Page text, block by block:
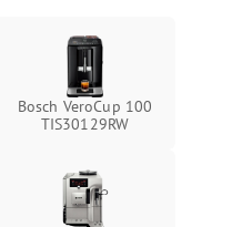
Bosch VeroCup 100
TIS30129RW